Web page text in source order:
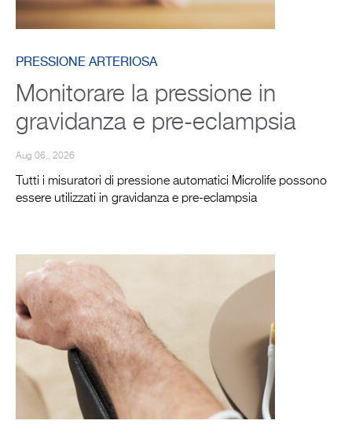
PRESSIONE ARTERIOSA
Monitorare la pressione in
gravidanza e pre-eclampsia
Aug 06., 2026
Tutti i misuratori di pressione automatici Microlife possono
essere utilizzati in gravidanza e pre-eclampsia